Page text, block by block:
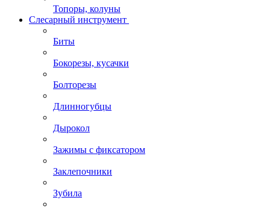
Топоры, колуны
Слесарный инструмент
Биты
Бокорезы, кусачки
Болторезы
Длинногубцы
Дырокол
Зажимы с фиксатором
Заклепочники
Зубила